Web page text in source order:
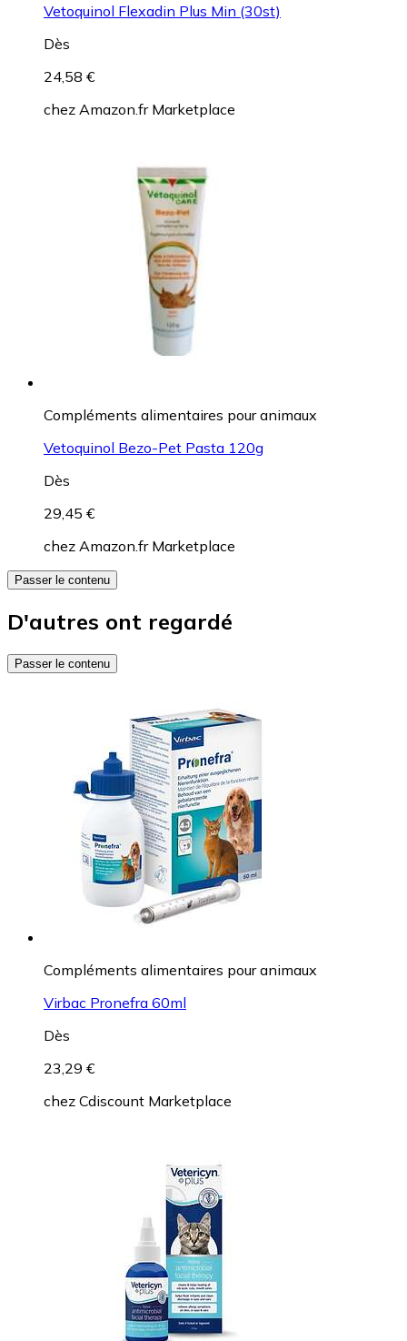
Vetoquinol Flexadin Plus Min (30st)
Dès
24,58 €
chez Amazon.fr Marketplace
Compléments alimentaires pour animaux
Vetoquinol Bezo-Pet Pasta 120g
Dès
29,45 €
chez Amazon.fr Marketplace
Passer le contenu
D'autres ont regardé
Passer le contenu
Compléments alimentaires pour animaux
Virbac Pronefra 60ml
Dès
23,29 €
chez Cdiscount Marketplace